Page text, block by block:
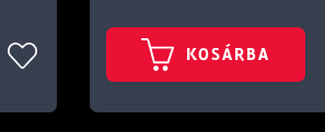
KOSÁRBA